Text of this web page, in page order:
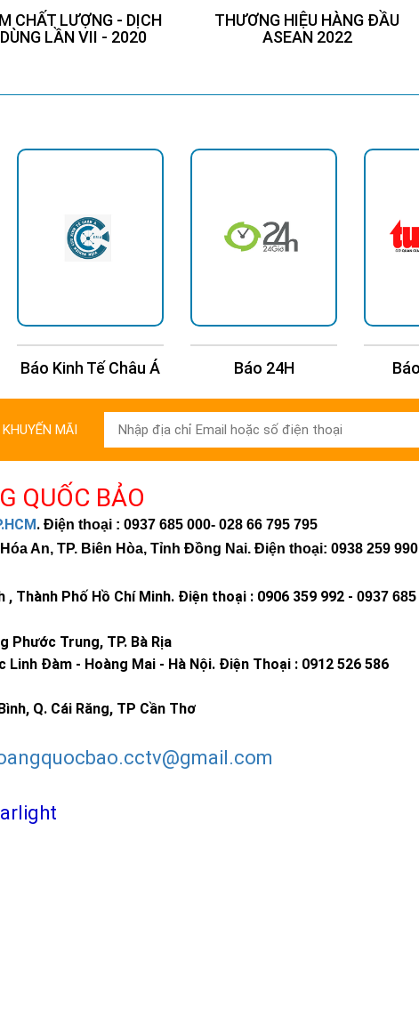
CHẤT LƯỢNG - DỊCH
LẦN VII - 2020
THƯƠNG HIỆU HÀNG ĐẦU
ASEAN 2022
Á Báo 24H Báo Tuổi Trẻ
MÃI
QUỐC BẢO
. Điện thoại : 0937 685 000- 028 66 795 795
An, TP. Biên Hòa, Tỉnh Đồng Nai. Điện thoại: 0938 259 990
, Thành Phố Hồ Chí Minh. Điện thoại : 0906 359 992 - 0937 685
Phước Trung, TP. Bà Rịa
Linh Đàm - Hoàng Mai - Hà Nội. Điện Thoại : 0912 526 586
Q. Cái Răng, TP Cần Thơ